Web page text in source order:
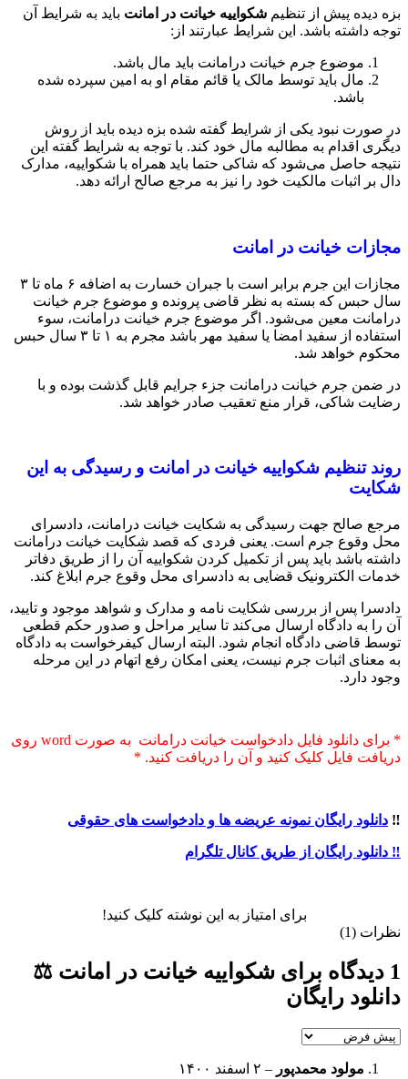
بزه دیده پیش از تنظیم شکواییه خیانت در امانت باید به شرایط آن
توجه داشته باشد. این شرایط عبارتند از:
موضوع جرم خیانت درامانت باید مال باشد.
مال باید توسط مالک یا قائم مقام او به امین سپرده شده
باشد.
در صورت نبود یکی از شرایط گفته شده بزه دیده باید از روش
دیگری اقدام به مطالبه مال خود کند. با توجه به شرایط گفته این
نتیجه حاصل می‌شود که شاکی حتما باید همراه با شکواییه، مدارک
دال بر اثبات مالکیت خود را نیز به مرجع صالح ارائه دهد.
مجازات خیانت در امانت
مجازات این جرم برابر است با جبران خسارت به اضافه ۶ ماه تا ۳
سال حبس که بسته به نظر قاضی پرونده و موضوع جرم خیانت
درامانت معین می‌شود. اگر موضوع جرم خیانت درامانت، سوء
استفاده از سفید امضا یا سفید مهر باشد مجرم به ۱ تا ۳ سال حبس
محکوم خواهد شد.
در ضمن جرم خیانت درامانت جزء جرایم قابل گذشت بوده و با
رضایت شاکی، قرار منع تعقیب صادر خواهد شد.
روند تنظیم شکواییه خیانت در امانت و رسیدگی به این
شکایت
مرجع صالح جهت رسیدگی به شکایت خیانت درامانت، دادسرای
محل وقوع جرم است. یعنی فردی که قصد شکایت خیانت درامانت
داشته باشد باید پس از تکمیل کردن شکواییه آن را از طریق دفاتر
خدمات الکترونیک قضایی به دادسرای محل وقوع جرم ابلاغ کند.
دادسرا پس از بررسی شکایت نامه و مدارک و شواهد موجود و تایید،
آن را به دادگاه ارسال می‌کند تا سایر مراحل و صدور حکم قطعی
توسط قاضی دادگاه انجام شود. البته ارسال کیفرخواست به دادگاه
به معنای اثبات جرم نیست، یعنی امکان رفع اتهام در این مرحله
وجود دارد.
* برای دانلود فایل دادخواست خیانت درامانت به صورت word روی
دریافت فایل کلیک کنید و آن را دریافت کنید. *
‼️ دانلود رایگان نمونه عریضه ها و دادخواست های حقوقی
‼️ دانلود رایگان از طریق کانال تلگرام
برای امتیاز به این نوشته کلیک کنید!
نظرات (1)
1 دیدگاه برای
شکواییه خیانت در امانت ⚖️
دانلود رایگان
مولود محمدپور – ۲ اسفند ۱۴۰۰